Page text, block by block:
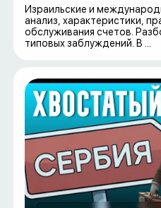
Израильские и
анализ, характеристики,
обслуживания счетов.
типовых заблуждений. В ...